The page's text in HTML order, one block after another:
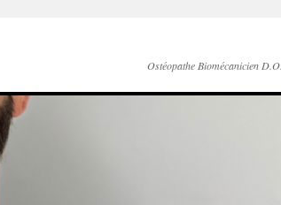
Ostéopathe Biomécanicien D.O.